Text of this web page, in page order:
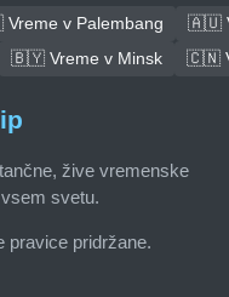
v Palembang
🇦🇺
🇧🇾 Vreme v Minsk
🇨🇳
žive vremenske
svetu.
pravice pridržane.